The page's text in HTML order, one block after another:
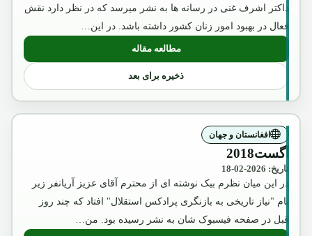
داکتر اشرف غنی در رسانه ها به نشر میرسد که در نظر دارد نقش
فعال در بهبود امور زنان کشور داشته باشد. در این…
مطالعه مقاله: عکس تقلبی و تبلیغاتی ملکه ثریا که
ذخیره برای بعد
افغانستان و جهان
آگست2018
تاریخ: 2026-02-18
در این میان نظرم بیک نوشته ای از محترم آقای عزیز آریانفر زیر
نام "نیاز تاریخی به بازنگری پرادکس استقلال" افتاد که چند روز
قبل در صفحه فیسبوک شان به نشر رسیده بود. من…